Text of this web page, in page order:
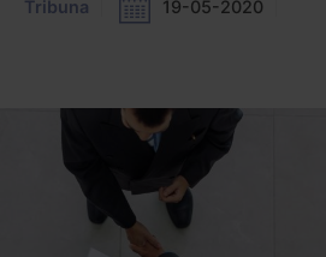
Tribuna 19-05-2020